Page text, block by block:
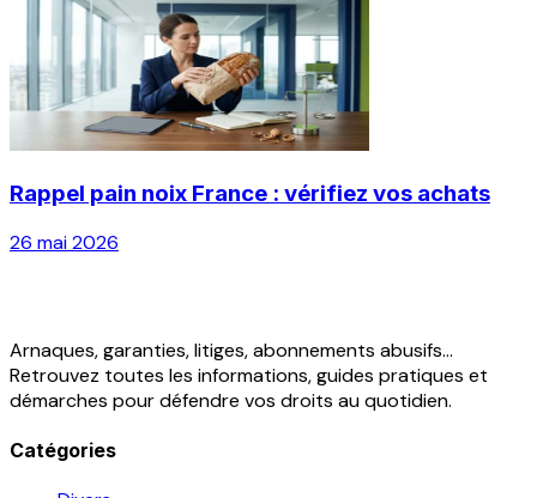
Rappel pain noix France : vérifiez vos achats
26 mai 2026
Arnaques, garanties, litiges, abonnements abusifs...
Retrouvez toutes les informations, guides pratiques et
démarches pour défendre vos droits au quotidien.
Catégories